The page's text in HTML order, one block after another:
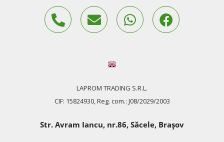
LAPROM TRADING S.R.L.
CIF: 15824930, Reg. com.: J08/2029/2003
Str. Avram Iancu, nr.86, Săcele, Braşov